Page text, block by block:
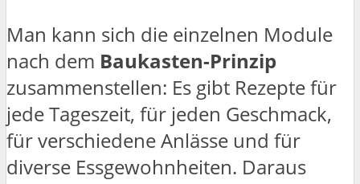
Man kann sich die einzelnen Module
nach dem Baukasten-Prinzip
zusammenstellen: Es gibt Rezepte für
jede Tageszeit, für jeden Geschmack,
für verschiedene Anlässe und für
diverse Essgewohnheiten. Daraus